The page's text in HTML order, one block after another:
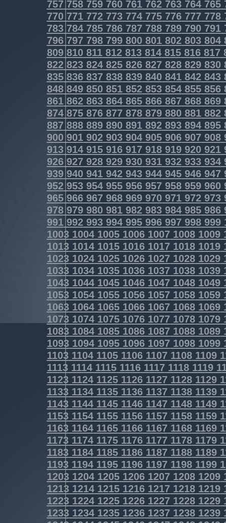
757758759760761762763764765
770771772773774775776777778
783784785786787788789790791
796797798799800801802803804
809810811812813814815816817
822823824825826827828829830
835836837838839840841842843
848849850851852853854855856
861862863864865866867868869
874875876877878879880881882
887888889890891892893894895
900901902903904905906907908
913914915916917918919920921
926927928929930931932933934
939940941942943944945946947
952953954955956957958959960
965966967968969970971972973
978979980981982983984985986
991992993994995996997998999
1003100410051006100710081009
1013101410151016101710181019
1023102410251026102710281029
1033103410351036103710381039
1043104410451046104710481049
1053105410551056105710581059
1063106410651066106710681069
1073107410751076107710781079
1083108410851086108710881089
1093109410951096109710981099
1103110411051106110711081109
1113111411151116111711181119
1123112411251126112711281129
1133113411351136113711381139
1143114411451146114711481149
1153115411551156115711581159
1163116411651166116711681169
1173117411751176117711781179
1183118411851186118711881189
1193119411951196119711981199
1203120412051206120712081209
1213121412151216121712181219
1223122412251226122712281229
1233123412351236123712381239